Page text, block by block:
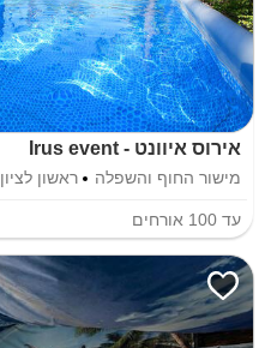
אירוס איוונט - Irus event
מישור החוף והשפלה ראשון לציון
עד 100 אורחים